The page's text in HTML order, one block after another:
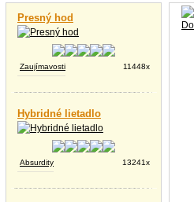
Presný hod
Zaujímavosti 11448x
Hybridné lietadlo
Absurdity 13241x